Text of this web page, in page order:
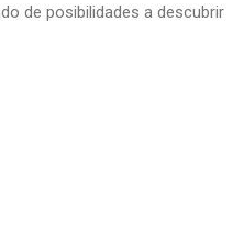
de posibilidades a descubrir